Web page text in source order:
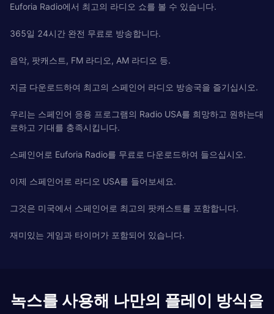
Euforia Radio에서 최고의 라디오 쇼를 볼 수 있습니다.
365일 24시간 완전 무료로 방송합니다.
음악, 팟캐스트, FM 라디오, AM 라디오 등.
지금 다운로드하여 최고의 스페인어 라디오 방송국을 즐기십시오.
우리는 스페인어 응용 프로그램의 Radio USA를 희망하고 원하는대
로하고 기대를 충족시킵니다.
스페인어로 Euforia Radio를 무료로 다운로드하여 들으십시오.
이제 스페인어로 라디오 USA를 들어보세요.
그것은 미국에서 스페인어로 최고의 팟캐스트를 포함합니다.
재미있는 게임과 타이머가 포함되어 있습니다.
녹스를 사용해 나만의 플레이 방식을